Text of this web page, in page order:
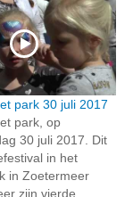
park 30 juli 2017
park, op
30 juli 2017. Dit
in het
in Zoetermeer
zijn vierde